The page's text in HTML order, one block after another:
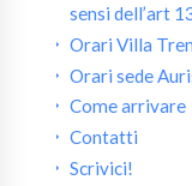
sensi dell’art
Orari Villa
Orari sede
Come arrivare
Contatti
Scrivici!